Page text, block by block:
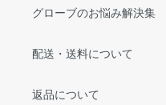
グローブのお悩み解決集
配送・送料について
返品について